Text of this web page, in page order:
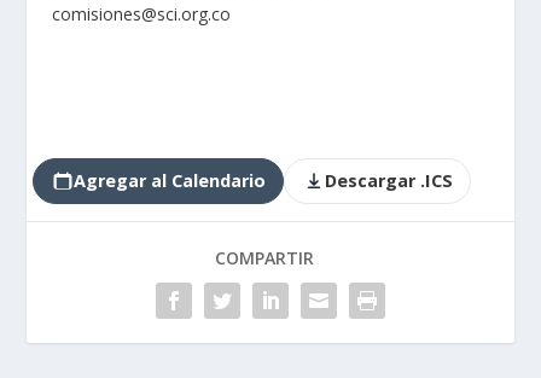
comisiones@sci.org.co
Agregar al Calendario Descargar .ICS
COMPARTIR